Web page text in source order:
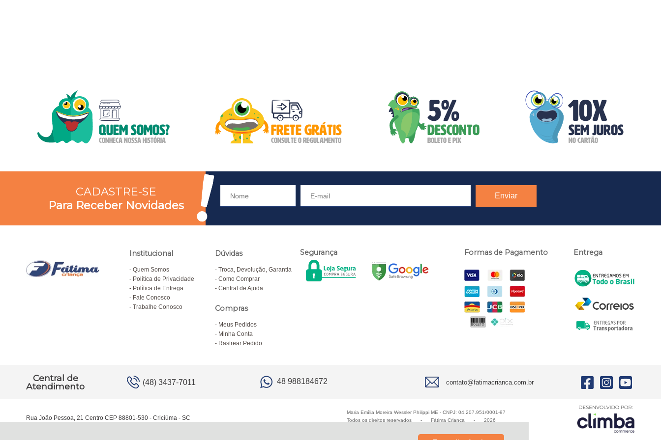
CADASTRE-SE
Para Receber Novidades
Institucional
Quem Somos
Política de Privacidade
Política de Entrega
Fale Conosco
Trabalhe Conosco
Dúvidas
Troca, Devolução, Garantia
Como Comprar
Central de Ajuda
Compras
Meus Pedidos
Minha Conta
Rastrear Pedido
Segurança Formas de Pagamento Entrega
Central de
Atendimento
(48) 3437-7011 48 988184672 contato@fatimacrianca.com.br
Rua João Pessoa, 21 Centro CEP 88801-530 - Criciúma - SC
Maria Emília Moreira Wessler Philippi ME - CNPJ: 04.207.951/0001-97
Todos os direitos reservados
- Fátima Criança - 2026